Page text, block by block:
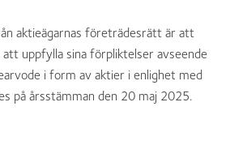
aktieägarnas företrädesrätt är att
uppfylla sina förpliktelser avseende
i form av aktier i enlighet med
på årsstämman den 20 maj 2025.